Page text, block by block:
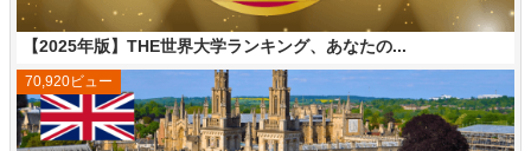
【2025年版】THE世界大学ランキング、あなたの...
70,920ビュー